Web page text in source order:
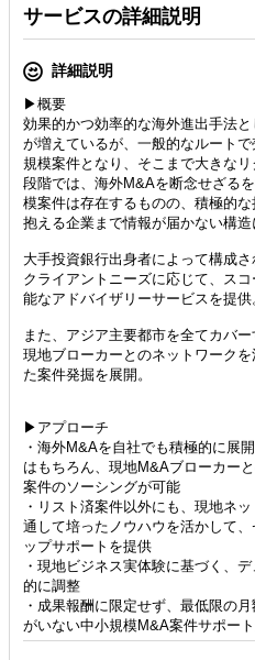
サービスの詳細説明
詳細説明
▶概要
効果的かつ効率的な海外進出手法
が増えているが、一般的なルート
規模案件となり、そこまで大きな
段階では、海外M&Aを断念せざる
模案件は存在するものの、積極的
抱える企業まで情報が届かない構造
大手投資銀行出身者によって構成
クライアントニーズに応じて、ス
能なアドバイザリーサービスを提供
また、アジア主要都市を全てカバ
現地ブローカーとのネットワーク
た案件発掘を展開。
▶アプローチ
・海外M&Aを自社でも積極的に展
はもちろん、現地M&Aブローカー
案件のソーシングが可能
・リスト済案件以外にも、現地ネ
通して培ったノウハウを活かして
ップサポートを提供
・現地ビジネス実体験に基づく、
的に調整
・成果報酬に限定せず、最低限の
がいない中小規模M&A案件サポー